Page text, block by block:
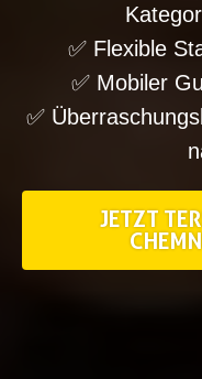
✅ Flexible
✅ Mobiler
✅
JETZT